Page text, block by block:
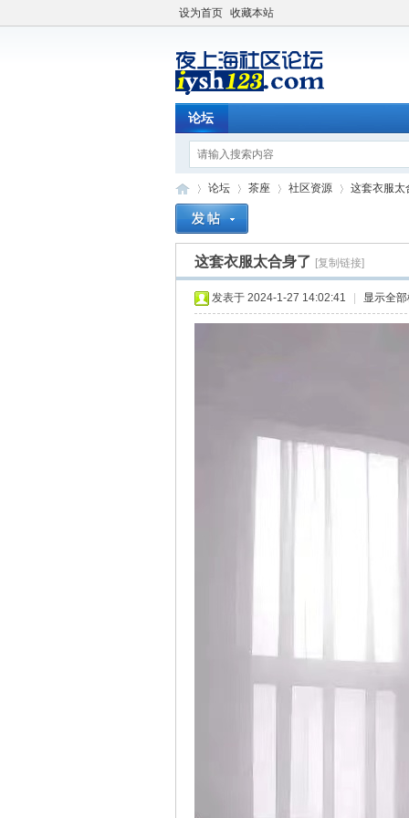
设为首页 收藏本站
论坛
»
论坛
›
茶座
›
社区资源
›
这套衣服太
这套衣服太合身了 [复制链接]
发表于 2024-1-27 14:02:41 显示全